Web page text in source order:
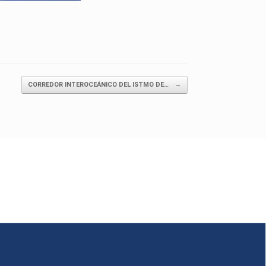
CORREDOR INTEROCEÁNICO DEL ISTMO DE… →